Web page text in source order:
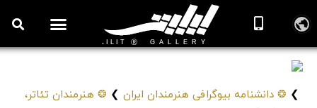
❯ ❂ دانشنامه بیوگرافی هنرمندان ایران ❯ ❂ هنرمندان تئاتر،